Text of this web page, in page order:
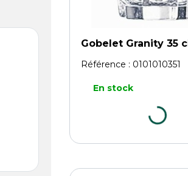
Gobelet Granity 35
Référence : 0101010351
En stock